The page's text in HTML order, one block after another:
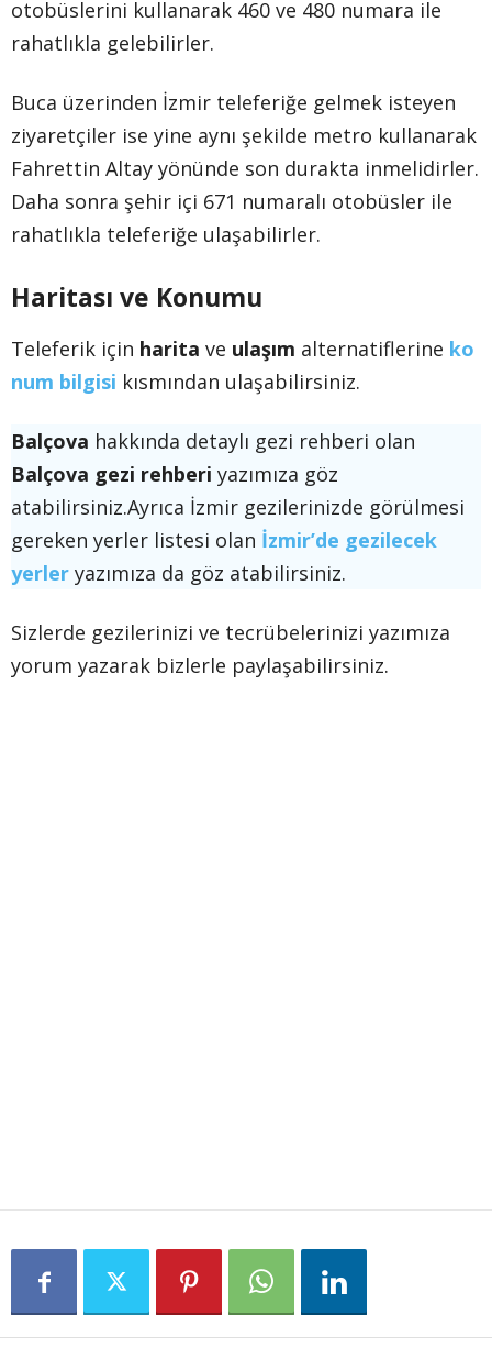
otobüslerini kullanarak 460 ve 480 numara ile
rahatlıkla gelebilirler.
Buca üzerinden İzmir teleferiğe gelmek isteyen
ziyaretçiler ise yine aynı şekilde metro kullanarak
Fahrettin Altay yönünde son durakta inmelidirler.
Daha sonra şehir içi 671 numaralı otobüsler ile
rahatlıkla teleferiğe ulaşabilirler.
Haritası ve Konumu
Teleferik için harita ve ulaşım alternatiflerine ko
num bilgisi kısmından ulaşabilirsiniz.
Balçova hakkında detaylı gezi rehberi olan
Balçova gezi rehberi yazımıza göz
atabilirsiniz.Ayrıca İzmir gezilerinizde görülmesi
gereken yerler listesi olan İzmir’de gezilecek
yerler yazımıza da göz atabilirsiniz.
Sizlerde gezilerinizi ve tecrübelerinizi yazımıza
yorum yazarak bizlerle paylaşabilirsiniz.